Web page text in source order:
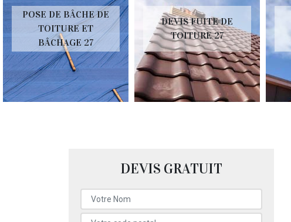
POSE DE BÂCHE DE
TOITURE ET
BÂCHAGE 27
DEVIS FUITE DE
TOITURE 27
DEVIS GRATUIT